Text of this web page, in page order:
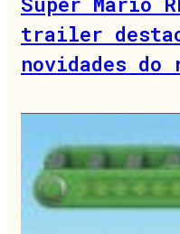
trailer
novidades do